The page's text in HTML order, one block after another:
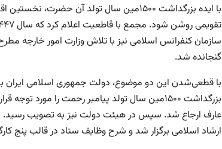
با ایده بزرگداشت ۱۵۰۰مین سال تولد آن
سازمان کنفرانس اسلامی نیز با تلاش وزارت امور خارجه
گنجانده شد.
با قطعی‌شدن این دو موضوع، دولت جمهوری اسلامی ایران
بزرگداشت ۱۵۰۰مین سال تولد پیامبر رحمت را
عارف ارجاع شد. سپس در هیئت دولت نیز به تصویب رسید.
ارشاد اسلامی برگزار شد و شرح وظایف ستاد در قالب پنج